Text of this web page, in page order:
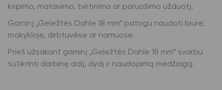
kirpimo, matavimo, tvirtinimo ar paruošimo užduotį.
Gaminį „Geležtės Dahle 18 mm“ patogu naudoti biure,
mokykloje, dirbtuvėse ar namuose.
Prieš užsakant gaminį „Geležtės Dahle 18 mm“ svarbu
sutikrinti darbinę dalį, dydį ir naudojamą medžiagą.